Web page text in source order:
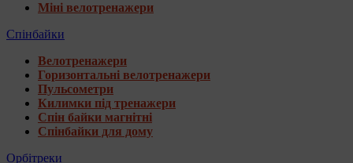
Міні велотренажери
Спінбайки
Велотренажери
Горизонтальні велотренажери
Пульсометри
Килимки під тренажери
Спін байки магнітні
Спінбайки для дому
Орбітреки